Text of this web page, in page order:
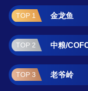
排行榜,前十名分别是
老爷岭、福临门/
大米、花中花大米、
果您正在查找寿司米
米十大品牌榜单可供
力于用最真实的用户
TOP 1 金龙鱼
TOP 2 中粮/
TOP 3 老爷岭